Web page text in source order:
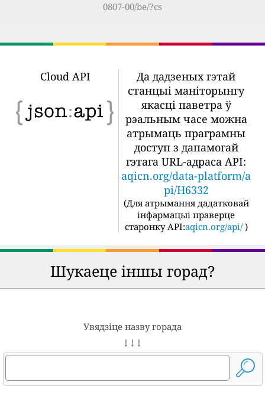
0807-00/be/?cs
Cloud API
Да дадзеных гэтай
станцыі маніторынгу
якасці паветра ў
рэальным часе можна
атрымаць праграмны
доступ з дапамогай
гэтага URL-адраса API:
aqicn.org/data-platform/a
pi/H6332
(Для атрымання дадатковай
інфармацыі праверце
старонку API:aqicn.org/api/ )
Шукаеце іншы горад?
Увядзіце назву горада
↓ ↓ ↓